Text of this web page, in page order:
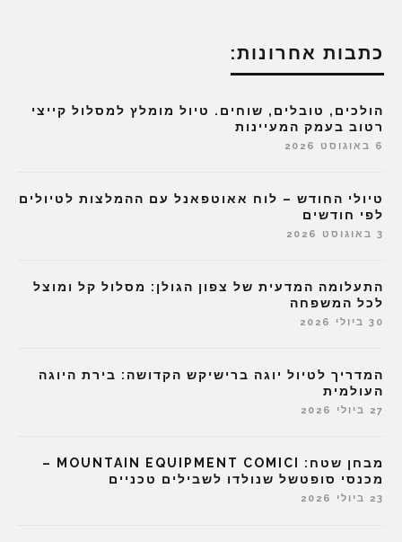
כתבות אחרונות:
הולכים, טובלים, שוחים. טיול מומלץ למסלול קייצי
רטוב בעמק המעיינות
6 באוגוסט 2026
טיולי החודש – לוח אאוטפאנל עם ההמלצות לטיולים
לפי חודשים
3 באוגוסט 2026
התעלומה המדעית של צפון הגולן: מסלול קל ומוצל
לכל המשפחה
30 ביולי 2026
המדריך לטיול יוגה ברישיקש הקדושה: בירת היוגה
העולמית
27 ביולי 2026
מבחן שטח: MOUNTAIN EQUIPMENT COMICI –
מכנסי סופטשל שנולדו לשבילים טכניים
23 ביולי 2026